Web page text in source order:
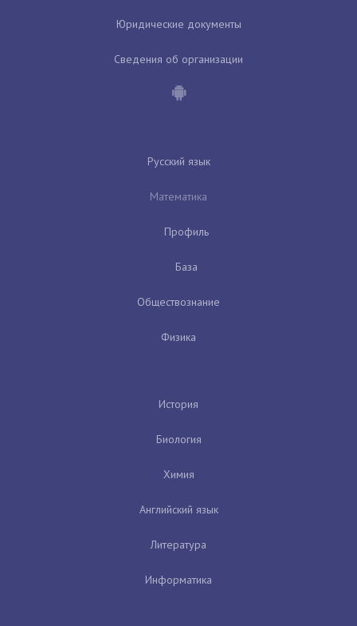
Юридические документы
Сведения об организации
Русский язык
Математика
Профиль
База
Обществознание
Физика
История
Биология
Химия
Английский язык
Литература
Информатика